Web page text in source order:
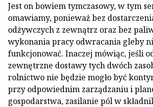
Jest on bowiem tymczasowy, w tym
omawiamy, ponieważ bez
odżywczych z zewnątrz oraz bez
wykonania pracy odwracania gleby
funkcjonować. Inaczej mówiąc, jeśli
zewnętrzne dostawy tych dwóch
rolnictwo nie będzie mogło być
przy odpowiednim zarządzaniu i
gospodarstwa, zasilanie pól w